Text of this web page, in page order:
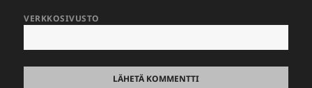
VERKKOSIVUSTO